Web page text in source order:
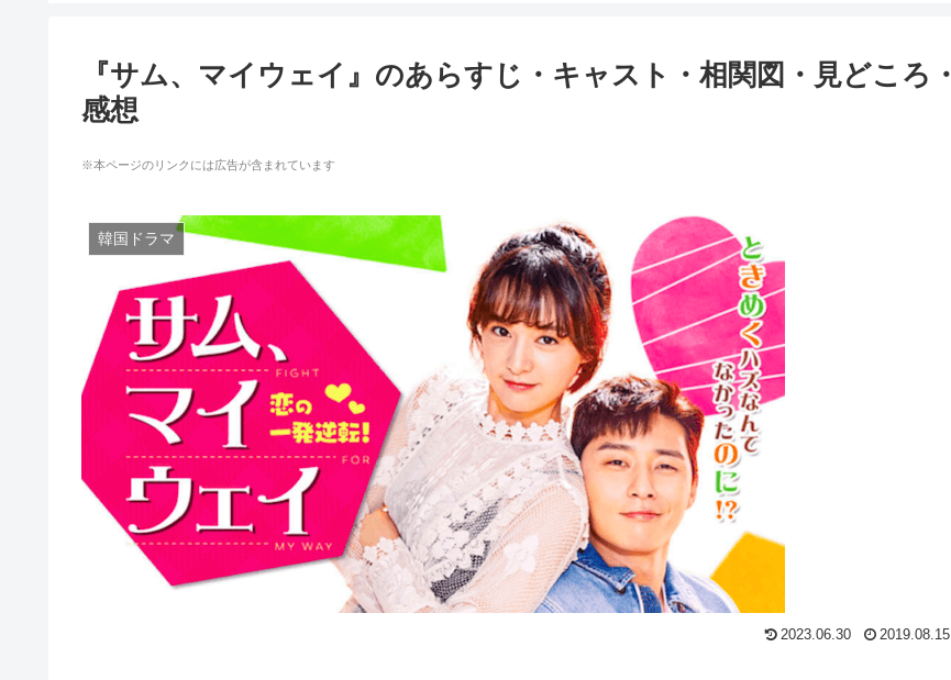
『サム、マイウェイ』のあらすじ・キャスト・相関図・見どころ・
感想
※本ページのリンクには広告が含まれています
韓国ドラマ
2023.06.30 2019.08.15